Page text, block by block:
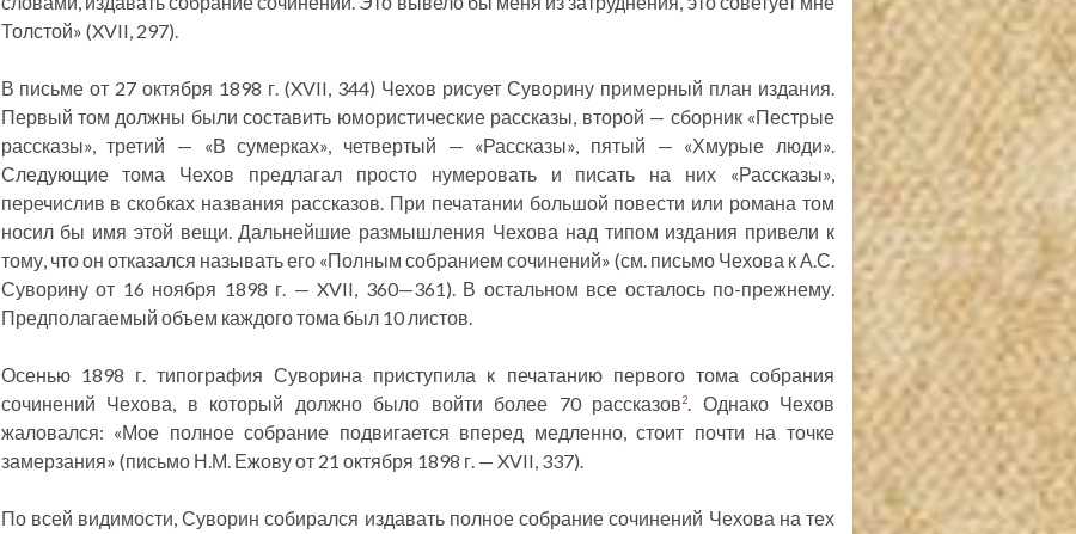
Толстой» (XVII, 297).
В письме от 27 октября 1898 г. (XVII, 344) Чехов рисует Суворину примерный план издания.
Первый том должны были составить юмористические рассказы, второй — сборник «Пестрые
рассказы», третий — «В сумерках», четвертый — «Рассказы», пятый — «Хмурые люди».
Следующие тома Чехов предлагал просто нумеровать и писать на них «Рассказы»,
перечислив в скобках названия рассказов. При печатании большой повести или романа том
носил бы имя этой вещи. Дальнейшие размышления Чехова над типом издания привели к
тому, что он отказался называть его «Полным собранием сочинений» (см. письмо Чехова к А.С.
Суворину от 16 ноября 1898 г. — XVII, 360—361). В остальном все осталось по-прежнему.
Предполагаемый объем каждого тома был 10 листов.
Осенью 1898 г. типография Суворина приступила к печатанию первого тома собрания
сочинений Чехова, в который должно было войти более 70 рассказов2. Однако Чехов
жаловался: «Мое полное собрание подвигается вперед медленно, стоит почти на точке
замерзания» (письмо Н.М. Ежову от 21 октября 1898 г. — XVII, 337).
По всей видимости, Суворин собирался издавать полное собрание сочинений Чехова на тех